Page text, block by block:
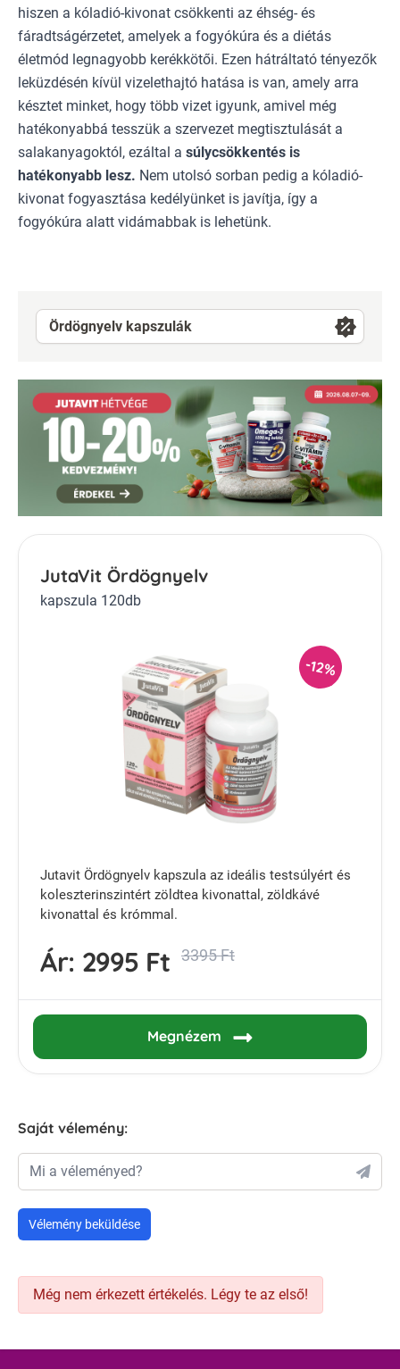
hiszen a kóladió-kivonat csökkenti az éhség- és
fáradtságérzetet, amelyek a fogyókúra és a diétás
életmód legnagyobb kerékkötői. Ezen hátráltató tényezők
leküzdésén kívül vizelethajtó hatása is van, amely arra
késztet minket, hogy több vizet igyunk, amivel még
hatékonyabbá tesszük a szervezet megtisztulását a
salakanyagoktól, ezáltal a súlycsökkentés is
hatékonyabb lesz. Nem utolsó sorban pedig a kóladió-
kivonat fogyasztása kedélyünket is javítja, így a
fogyókúra alatt vidámabbak is lehetünk.
Ördögnyelv kapszulák
JutaVit Ördögnyelv
kapszula 120db
-12%
Jutavit Ördögnyelv kapszula az ideális testsúlyért és
koleszterinszintért zöldtea kivonattal, zöldkávé
kivonattal és krómmal.
Ár: 2995 Ft 3395 Ft
Megnézem
Saját vélemény:
Mi a véleményed?
Vélemény beküldése
Még nem érkezett értékelés. Légy te az első!